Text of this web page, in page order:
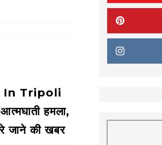
In Tripoli
हमला,
जाने की खबर